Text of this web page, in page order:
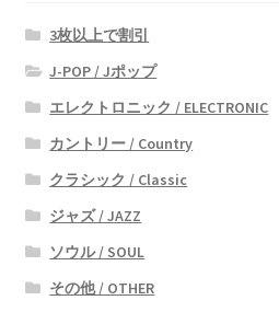
3枚以上で割引
J-POP / Jポップ
エレクトロニック / ELECTRONIC
カントリー / Country
クラシック / Classic
ジャズ / JAZZ
ソウル / SOUL
その他 / OTHER